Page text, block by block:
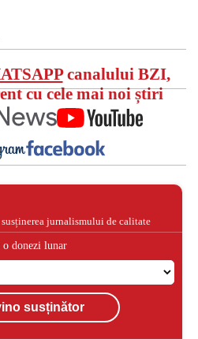
canalului BZI,
cu cele mai noi știri
jurnalismului de calitate
o donezi lunar
susținător